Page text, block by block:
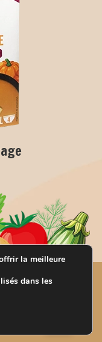
la meilleure
dans les